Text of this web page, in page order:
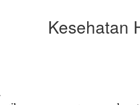
Kesehatan